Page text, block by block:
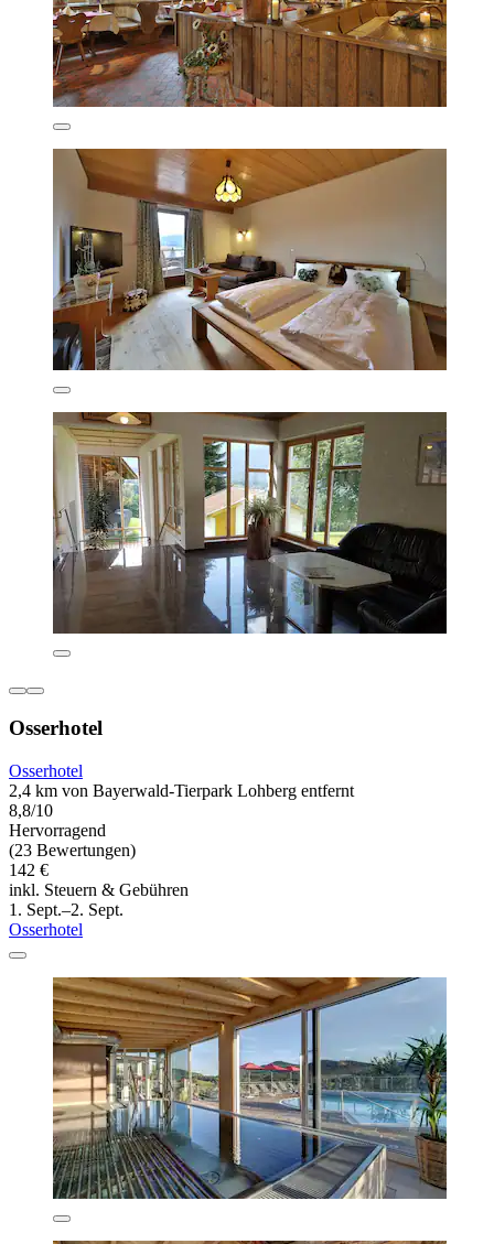
Osserhotel
Osserhotel
2,4 km von Bayerwald-Tierpark Lohberg entfernt
8,8/10
Hervorragend
(23 Bewertungen)
142 €
inkl. Steuern & Gebühren
1. Sept.–2. Sept.
Osserhotel